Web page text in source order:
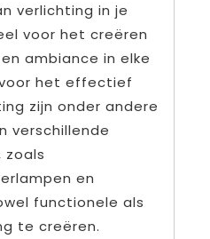
verlichting in je
voor het creëren
ambiance in elke
het effectief
zijn onder andere
verschillende
zoals
en
functionele als
te creëren.